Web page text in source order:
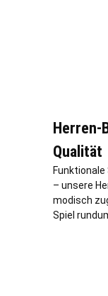
Herren-
Qualität
– unsere
modisch
Spiel